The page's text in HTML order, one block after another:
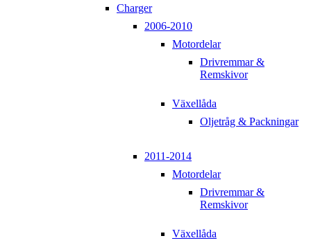
Charger
2006-2010
Motordelar
Drivremmar &
Remskivor
Växellåda
Oljetråg & Packningar
2011-2014
Motordelar
Drivremmar &
Remskivor
Växellåda